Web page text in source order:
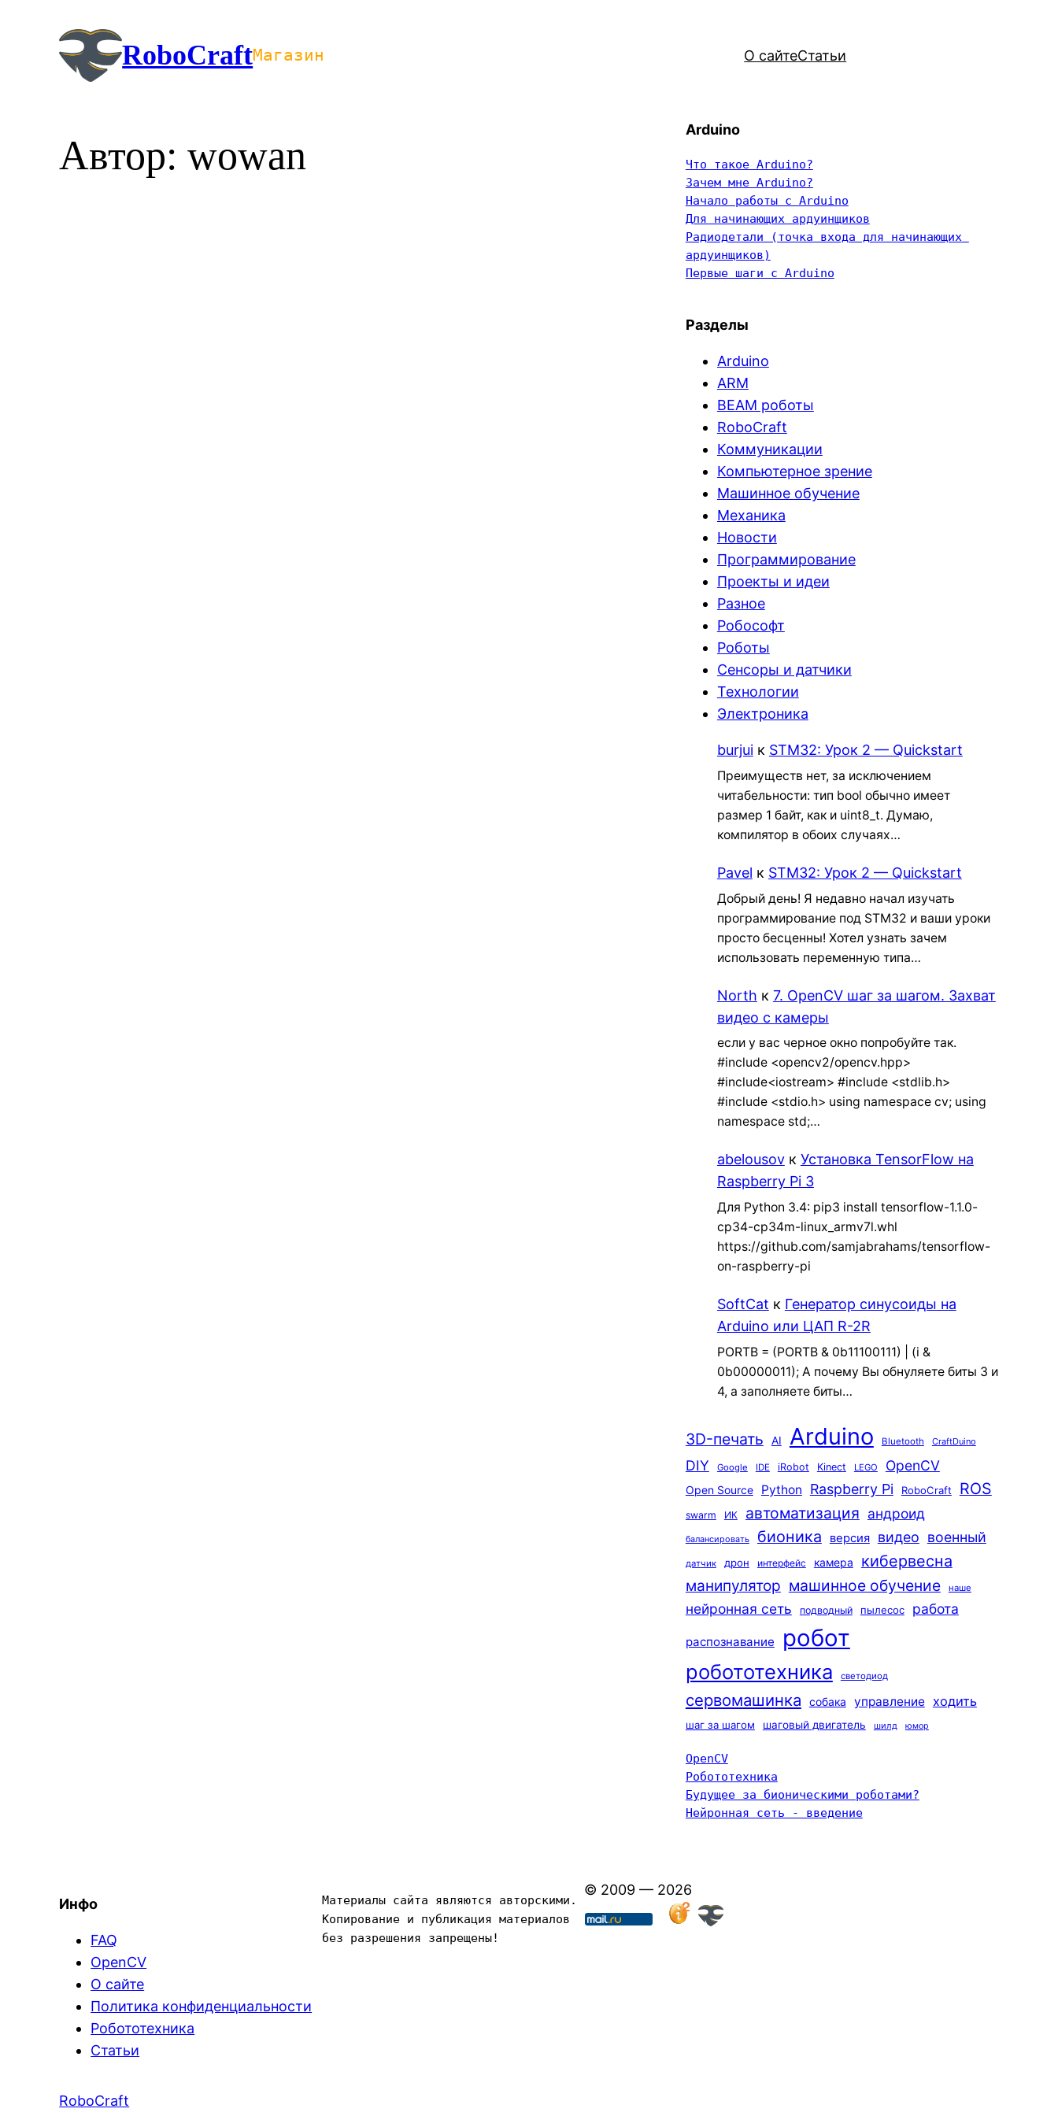
содержимому
RoboCraftМагазин О сайтеСтатьи
Автор:wowan
Arduino
Что такое Arduino?
Зачем мне Arduino?
Начало работы с Arduino
Для начинающих ардуинщиков
Радиодетали (точка входа для начинающих
ардуинщиков)
Первые шаги с Arduino
Разделы
Arduino
ARM
BEAM роботы
RoboCraft
Коммуникации
Компьютерное зрение
Машинное обучение
Механика
Новости
Программирование
Проекты и идеи
Разное
Робософт
Роботы
Сенсоры и датчики
Технологии
Электроника
burjuiк STM32: Урок 2 — Quickstart
Преимуществ нет, за исключением
читабельности: тип bool обычно имеет
размер 1 байт, как и uint8_t. Думаю,
компилятор в обоих случаях…
Pavel к STM32: Урок 2 — Quickstart
Добрый день! Я недавно начал изучать
программирование под STM32 и ваши уроки
просто бесценны! Хотел узнать зачем
использовать переменную типа…
North к 7. OpenCV шаг за шагом. Захват
видео с камеры
если у вас черное окно попробуйте так.
#include <opencv2/opencv.hpp>
#include<iostream> #include <stdlib.h>
#include <stdio.h> using namespace cv; using
namespace std;…
abelousovк Установка TensorFlow на
Raspberry Pi 3
Для Python 3.4: pip3 install tensorflow-1.1.0-
cp34-cp34m-linux_armv7l.whl
https://github.com/samjabrahams/tensorflow-
on-raspberry-pi
SoftCat к Генератор синусоиды на
Arduino или ЦАП R-2R
PORTB = (PORTB & 0b11100111) | (i &
0b00000011); А почему Вы обнуляете биты 3 и
4, а заполняете биты…
3D-печать AI Arduino Bluetooth CraftDuino
DIY Google IDE iRobot Kinect LEGO OpenCV
Open Source Python Raspberry Pi RoboCraft ROS
swarm ИК автоматизация андроид
балансировать бионика версия видео военный
датчик дрон интерфейс камера кибервесна
манипулятор машинное обучение наше
нейронная сеть подводный пылесос работа
распознавание робот
робототехника светодиод
сервомашинка собака управление ходить
шаг за шагом шаговый двигатель шилд юмор
OpenCV
Робототехника
Будущее за бионическими роботами?
Нейронная сеть - введение
Инфо
FAQ
OpenCV
О сайте
Политика конфиденциальности
Робототехника
Статьи
Материалы сайта являются авторскими.
Копирование и публикация материалов
без разрешения запрещены!
© 2009 — 2026
RoboCraft